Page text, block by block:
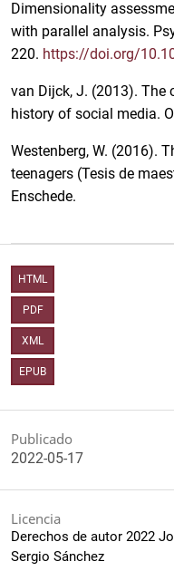
Dimensionality
with parallel analysis.
220. https://doi.org/
van Dijck, J. (2013).
history of social media.
Westenberg, W. (2016).
teenagers (Tesis de
Enschede.
HTML
PDF
XML
EPUB
Publicado
2022-05-17
Licencia
Derechos de autor 2022
Sergio Sánchez